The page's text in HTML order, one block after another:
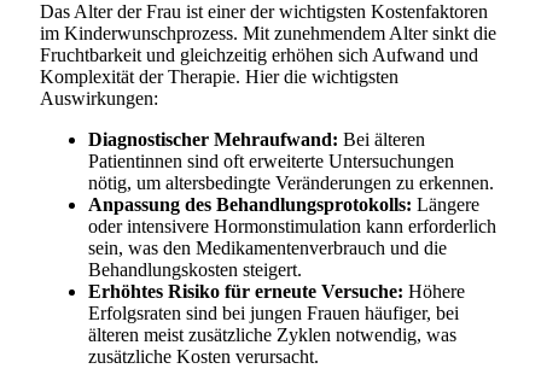
Das Alter der Frau ist einer der wichtigsten Kostenfaktoren
im Kinderwunschprozess. Mit zunehmendem Alter sinkt die
Fruchtbarkeit und gleichzeitig erhöhen sich Aufwand und
Komplexität der Therapie. Hier die wichtigsten
Auswirkungen:
Diagnostischer Mehraufwand: Bei älteren
Patientinnen sind oft erweiterte Untersuchungen
nötig, um altersbedingte Veränderungen zu erkennen.
Anpassung des Behandlungsprotokolls: Längere
oder intensivere Hormonstimulation kann erforderlich
sein, was den Medikamentenverbrauch und die
Behandlungskosten steigert.
Erhöhtes Risiko für erneute Versuche: Höhere
Erfolgsraten sind bei jungen Frauen häufiger, bei
älteren meist zusätzliche Zyklen notwendig, was
zusätzliche Kosten verursacht.